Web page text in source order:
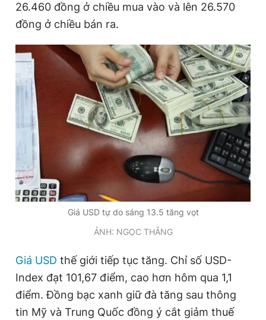
Đọc Thanh Niên trên điện thoại
Theo dõi báo trên
Hotline
0906 645 777
Liên hệ quảng cáo
0908 780 404
Đặt báo Quảng cáo RSS Tòa soạn Chính sách bảo
Tổng biên tập: Nguyễn Ngọc Toàn
Phó tổng biên tập thường trực: Hải Thành
Phó tổng biên tập: Lâm Hiếu Dũng
Phó tổng biên tập: Trần Việt Hưng
© 2003-2026 Bản quyền thuộc về Báo Thanh Niên. Cấm sao
chép dưới mọi hình thức nếu không có sự chấp thuận bằng văn
bản. Phát triển bởi ePi Technologies, JSC.
26.460 đồng ở chiều mua vào và lên 26.570
đồng ở chiều bán ra.
Giá USD tự do sáng 13.5 tăng vọt
ẢNH: NGỌC THẮNG
Giá USD thế giới tiếp tục tăng. Chỉ số USD-
Index đạt 101,67 điểm, cao hơn hôm qua 1,1
điểm. Đồng bạc xanh giữ đà tăng sau thông
tin Mỹ và Trung Quốc đồng ý cắt giảm thuế